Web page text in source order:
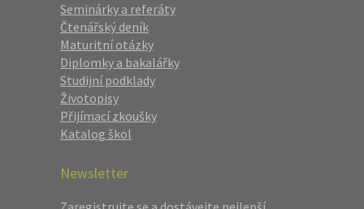
Seminárky a referáty
Čtenářský deník
Maturitní otázky
Diplomky a bakalářky
Studijní podklady
Životopisy
Přijímací zkoušky
Katalog škol
Newsletter